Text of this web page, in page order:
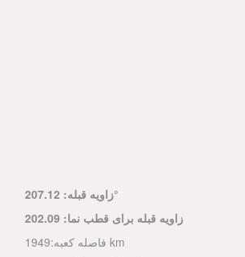
زاویه قبله:207.12°
زاویه قبله برای قطب نما: 202.09
فاصله کعبه: 1949 km